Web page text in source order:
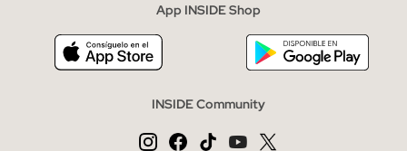
App INSIDE Shop
INSIDE Community